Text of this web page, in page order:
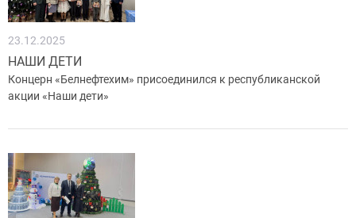
23.12.2025
НАШИ ДЕТИ
Концерн «Белнефтехим» присоединился к республиканской
акции «Наши дети»